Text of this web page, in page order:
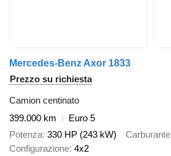
Mercedes-Benz Axor 1833
Prezzo su richiesta
Camion centinato
399.000 km
Euro 5
Potenza 330 HP (243 kW) Carburante
Configurazione 4x2